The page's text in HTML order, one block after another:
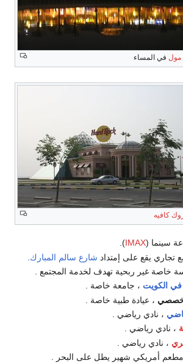
مول في المساء
كافيه
سينما (IMAX
).
تجاري يقع على إمتداد شارع سالم المبارك
خاصة غير ربحية تهدف لخدمة المجتمع .
في الكويت ، جامعة خاصة .
، عيادة طبية خاصة .
، نادي رياضي .
، نادي رياضي .
، نادي رياضي .
أمريكي شهير يطل على البحر .